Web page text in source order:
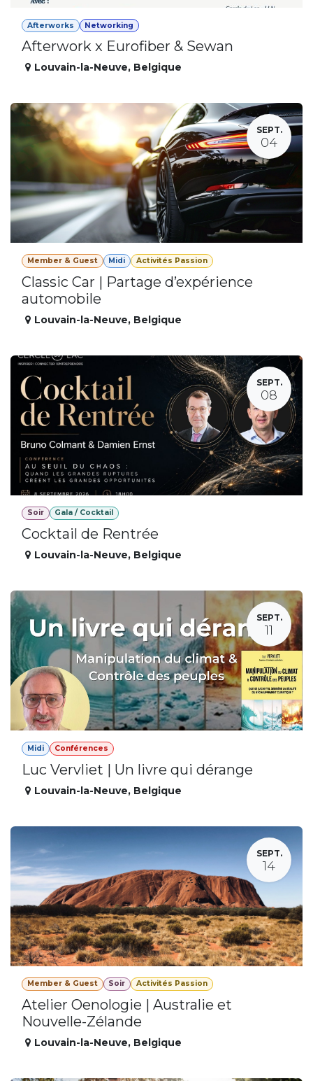
Afterworks Networking
Afterwork x Eurofiber & Sewan
Louvain-la-Neuve, Belgique
SEPT.
04
Member & Guest Midi Activités Passion
Classic Car | Partage d’expérience
automobile
Louvain-la-Neuve, Belgique
SEPT.
08
Soir Gala / Cocktail
Cocktail de Rentrée
Louvain-la-Neuve, Belgique
SEPT.
11
Midi Conférences
Luc Vervliet | Un livre qui dérange
Louvain-la-Neuve, Belgique
SEPT.
14
Member & Guest Soir Activités Passion
Atelier Oenologie | Australie et
Nouvelle-Zélande
Louvain-la-Neuve, Belgique